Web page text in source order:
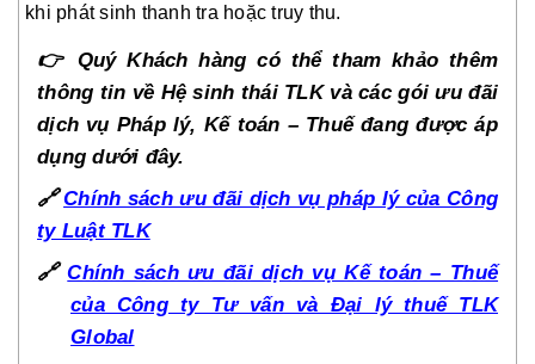
khi phát sinh thanh tra hoặc truy thu.
👉 Quý Khách hàng có thể tham khảo thêm
thông tin về Hệ sinh thái TLK và các gói ưu đãi
dịch vụ Pháp lý, Kế toán – Thuế đang được áp
dụng dưới đây.
🔗 Chính sách ưu đãi dịch vụ pháp lý của Công
ty Luật TLK
🔗 Chính sách ưu đãi dịch vụ Kế toán – Thuế
của Công ty Tư vấn và Đại lý thuế TLK
Global